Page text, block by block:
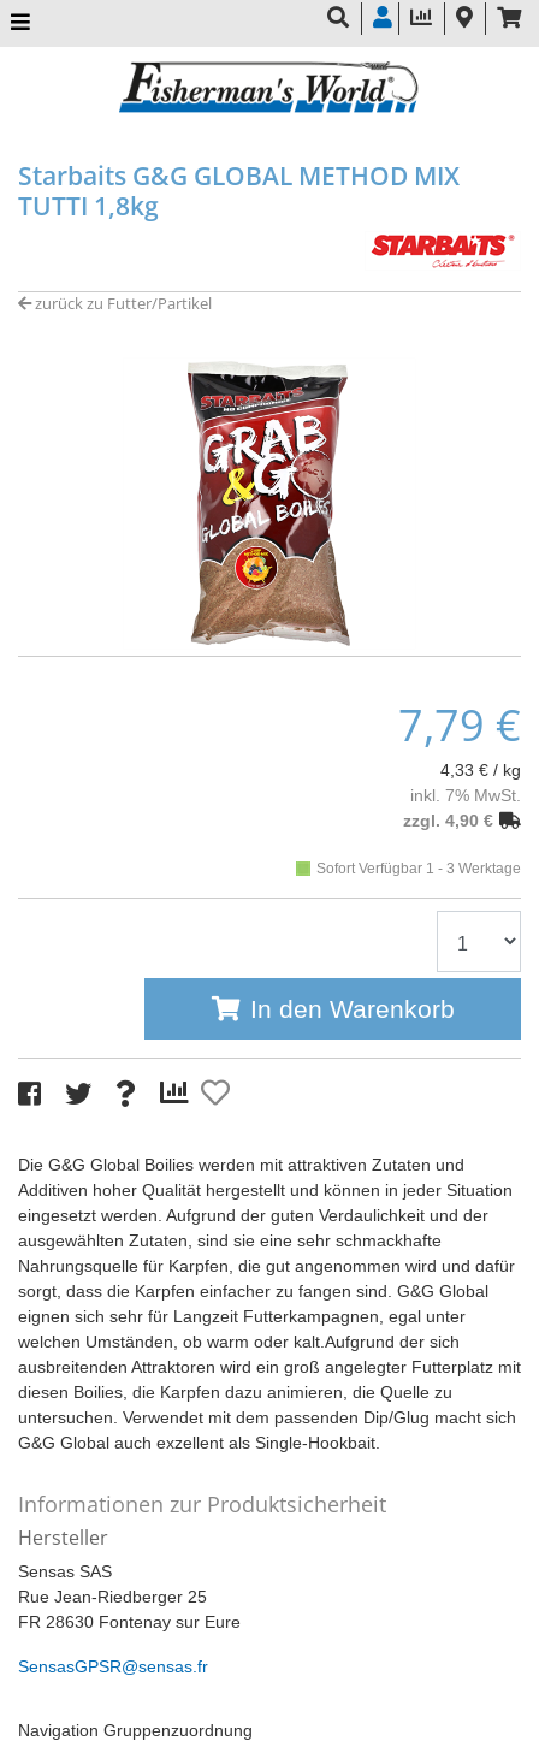
Starbaits G&G GLOBAL METHOD MIX
TUTTI 1,8kg
zurück zu Futter/Partikel
7,79 €
4,33 € / kg
inkl. 7% MwSt.
zzgl. 4,90 €
Sofort Verfügbar 1 - 3 Werktage
In den Warenkorb
Die G&G Global Boilies werden mit attraktiven Zutaten und
Additiven hoher Qualität hergestellt und können in jeder Situation
eingesetzt werden. Aufgrund der guten Verdaulichkeit und der
ausgewählten Zutaten, sind sie eine sehr schmackhafte
Nahrungsquelle für Karpfen, die gut angenommen wird und dafür
sorgt, dass die Karpfen einfacher zu fangen sind. G&G Global
eignen sich sehr für Langzeit Futterkampagnen, egal unter
welchen Umständen, ob warm oder kalt.Aufgrund der sich
ausbreitenden Attraktoren wird ein groß angelegter Futterplatz mit
diesen Boilies, die Karpfen dazu animieren, die Quelle zu
untersuchen. Verwendet mit dem passenden Dip/Glug macht sich
G&G Global auch exzellent als Single-Hookbait.
Informationen zur Produktsicherheit
Hersteller
Sensas SAS
Rue Jean-Riedberger 25
FR 28630 Fontenay sur Eure
SensasGPSR@sensas.fr
Navigation Gruppenzuordnung